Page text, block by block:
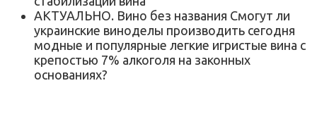
АКТУАЛЬНО. Вино без названия Смогут ли
украинские виноделы производить сегодня
модные и популярные легкие игристые вина с
крепостью 7% алкоголя на законных
основаниях?